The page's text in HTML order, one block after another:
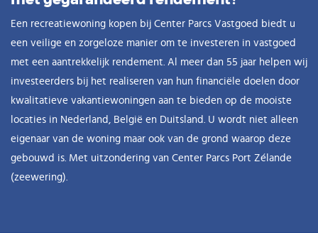
Een recreatiewoning kopen bij Center Parcs Vastgoed biedt u
een veilige en zorgeloze manier om te investeren in vastgoed
met een aantrekkelijk rendement. Al meer dan 55 jaar helpen wij
investeerders bij het realiseren van hun financiële doelen door
kwalitatieve vakantiewoningen aan te bieden op de mooiste
locaties in Nederland, België en Duitsland. U wordt niet alleen
eigenaar van de woning maar ook van de grond waarop deze
gebouwd is. Met uitzondering van Center Parcs Port Zélande
(zeewering).